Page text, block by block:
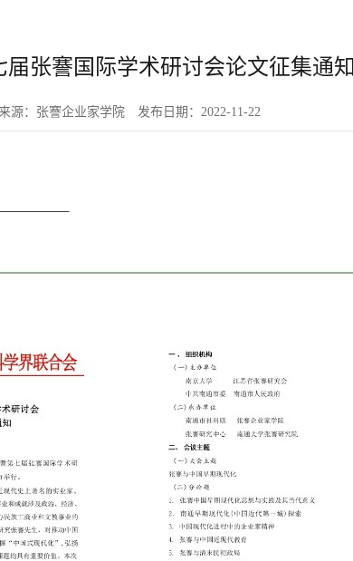
届张謇国际学术研讨会论文征集通知
源：张謇企业家学院 发布日期：2022-11-22